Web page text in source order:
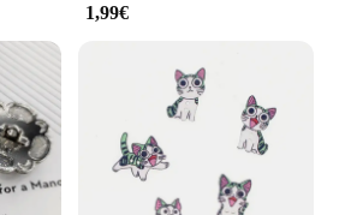
1,99€